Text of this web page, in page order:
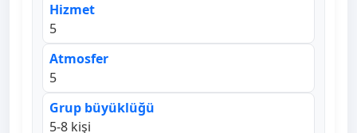
Hizmet
5
Atmosfer
5
Grup büyüklüğü
5-8 kişi